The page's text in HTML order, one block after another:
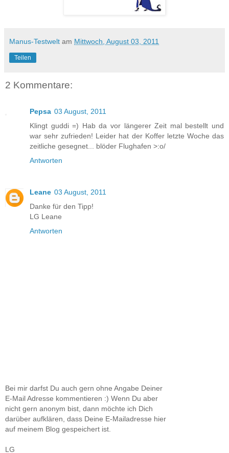
Manus-Testwelt am Mittwoch, August 03, 2011
Teilen
2 Kommentare:
Pepsa 03 August, 2011
Klingt guddi =) Hab da vor längerer Zeit mal bestellt und
war sehr zufrieden! Leider hat der Koffer letzte Woche das
zeitliche gesegnet... blöder Flughafen >:o/
Antworten
Leane 03 August, 2011
Danke für den Tipp!
LG Leane
Antworten
Bei mir darfst Du auch gern ohne Angabe Deiner
E-Mail Adresse kommentieren :) Wenn Du aber
nicht gern anonym bist, dann möchte ich Dich
darüber aufklären, dass Deine E-Mailadresse hier
auf meinem Blog gespeichert ist.
LG